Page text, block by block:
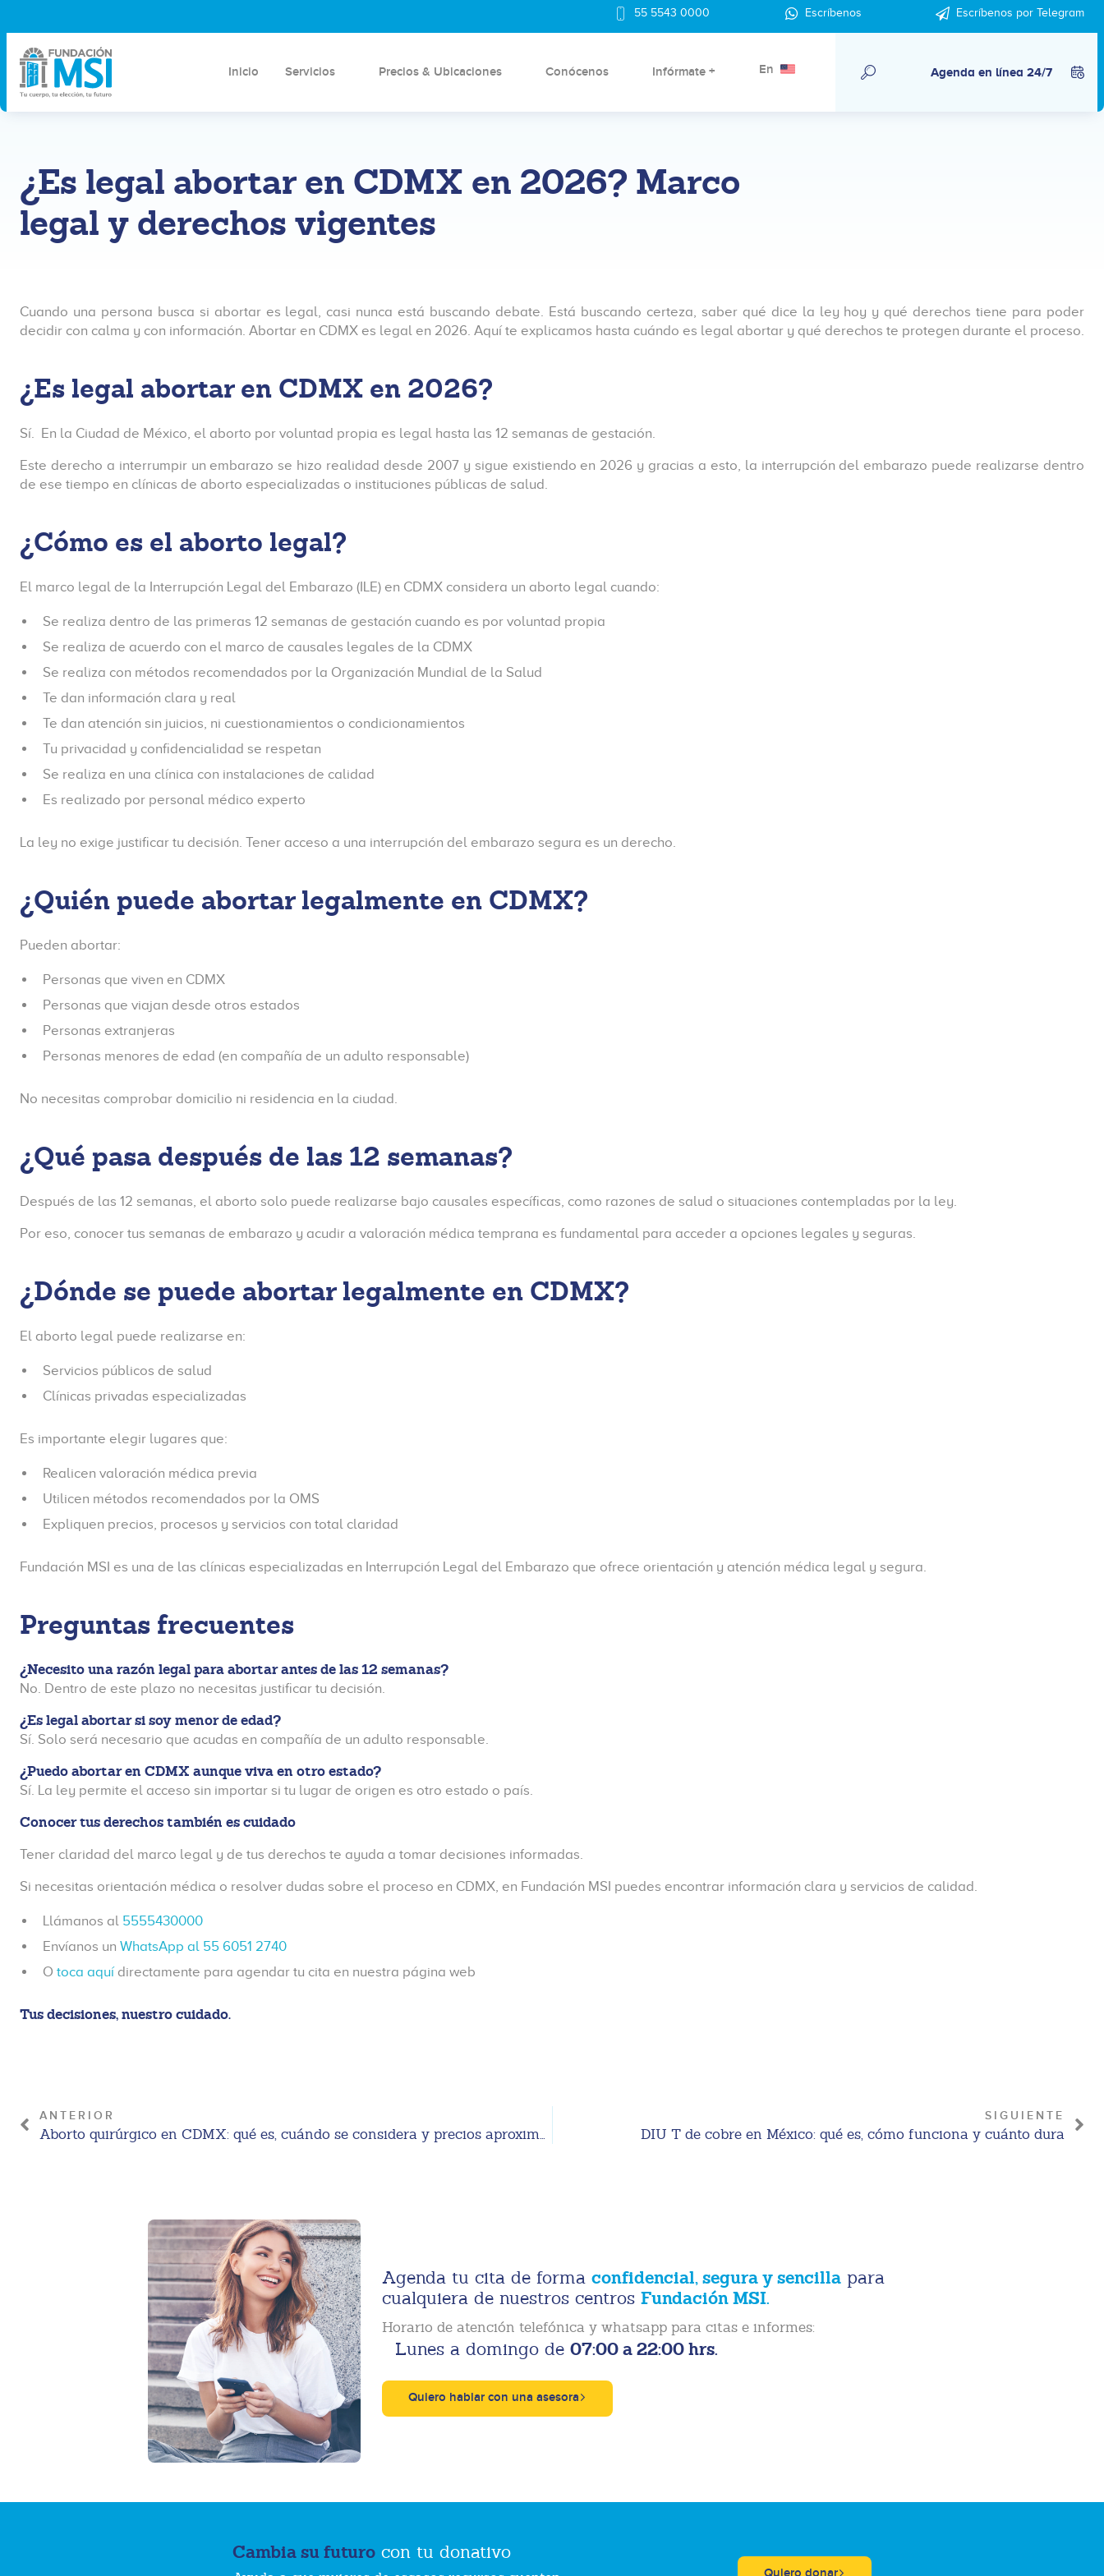
55 5543 0000 Escríbenos Escríbenos por Telegram
Inicio Servicios Precios & Ubicaciones Conócenos Infórmate + En Agenda en línea 24/7
¿Es legal abortar en CDMX en 2026? Marco
legal y derechos vigentes
Cuando una persona busca si abortar es legal, casi nunca está buscando debate. Está buscando certeza, saber qué dice la ley hoy y qué derechos tiene para poder
decidir con calma y con información. Abortar en CDMX es legal en 2026. Aquí te explicamos hasta cuándo es legal abortar y qué derechos te protegen durante el proceso.
¿Es legal abortar en CDMX en 2026?
Sí. En la Ciudad de México, el aborto por voluntad propia es legal hasta las 12 semanas de gestación.
Este derecho a interrumpir un embarazo se hizo realidad desde 2007 y sigue existiendo en 2026 y gracias a esto, la interrupción del embarazo puede realizarse dentro
de ese tiempo en clínicas de aborto especializadas o instituciones públicas de salud.
¿Cómo es el aborto legal?
El marco legal de la Interrupción Legal del Embarazo (ILE) en CDMX considera un aborto legal cuando:
Se realiza dentro de las primeras 12 semanas de gestación cuando es por voluntad propia
Se realiza de acuerdo con el marco de causales legales de la CDMX
Se realiza con métodos recomendados por la Organización Mundial de la Salud
Te dan información clara y real
Te dan atención sin juicios, ni cuestionamientos o condicionamientos
Tu privacidad y confidencialidad se respetan
Se realiza en una clínica con instalaciones de calidad
Es realizado por personal médico experto
La ley no exige justificar tu decisión. Tener acceso a una interrupción del embarazo segura es un derecho.
¿Quién puede abortar legalmente en CDMX?
Pueden abortar:
Personas que viven en CDMX
Personas que viajan desde otros estados
Personas extranjeras
Personas menores de edad (en compañía de un adulto responsable)
No necesitas comprobar domicilio ni residencia en la ciudad.
¿Qué pasa después de las 12 semanas?
Después de las 12 semanas, el aborto solo puede realizarse bajo causales específicas, como razones de salud o situaciones contempladas por la ley.
Por eso, conocer tus semanas de embarazo y acudir a valoración médica temprana es fundamental para acceder a opciones legales y seguras.
¿Dónde se puede abortar legalmente en CDMX?
El aborto legal puede realizarse en:
Servicios públicos de salud
Clínicas privadas especializadas
Es importante elegir lugares que:
Realicen valoración médica previa
Utilicen métodos recomendados por la OMS
Expliquen precios, procesos y servicios con total claridad
Fundación MSI es una de las clínicas especializadas en Interrupción Legal del Embarazo que ofrece orientación y atención médica legal y segura.
Preguntas frecuentes
¿Necesito una razón legal para abortar antes de las 12 semanas?
No. Dentro de este plazo no necesitas justificar tu decisión.
¿Es legal abortar si soy menor de edad?
Sí. Solo será necesario que acudas en compañía de un adulto responsable.
¿Puedo abortar en CDMX aunque viva en otro estado?
Sí. La ley permite el acceso sin importar si tu lugar de origen es otro estado o país.
Conocer tus derechos también es cuidado
Tener claridad del marco legal y de tus derechos te ayuda a tomar decisiones informadas.
Si necesitas orientación médica o resolver dudas sobre el proceso en CDMX, en Fundación MSI puedes encontrar información clara y servicios de calidad.
Llámanos al 5555430000
Envíanos un WhatsApp al 55 6051 2740
O toca aquí directamente para agendar tu cita en nuestra página web
Tus decisiones, nuestro cuidado.
ANTERIOR
Aborto quirúrgico en CDMX: qué es, cuándo se considera y precios aproximados 2026
SIGUIENTE
DIU T de cobre en México: qué es, cómo funciona y cuánto dura
Agenda tu cita de forma confidencial, segura y sencillapara
cualquiera de nuestros centros Fundación MSI.
Horario de atención telefónica y whatsapp para citas e informes:
Lunes a domingo de 07:00 a 22:00 hrs.
Quiero hablar con una asesora
Cambia su futuro con tu donativo